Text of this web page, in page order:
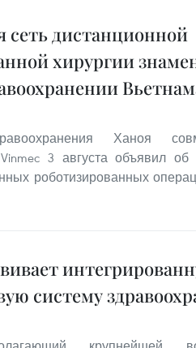
сеть дистанционной
хирургии
Ханоя
3 августа объявил
роботизированных
систему